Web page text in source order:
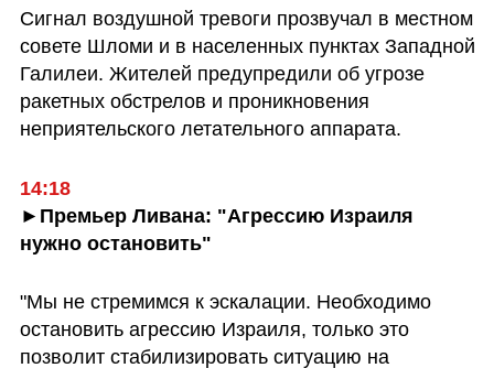
Сигнал воздушной тревоги прозвучал в местном
совете Шломи и в населенных пунктах Западной
Галилеи. Жителей предупредили об угрозе
ракетных обстрелов и проникновения
неприятельского летательного аппарата.
14:18
►Премьер Ливана: "Агрессию Израиля
нужно остановить"
"Мы не стремимся к эскалации. Необходимо
остановить агрессию Израиля, только это
позволит стабилизировать ситуацию на